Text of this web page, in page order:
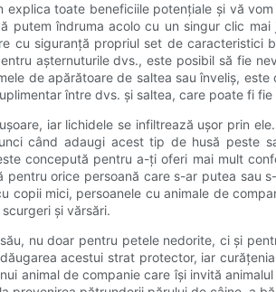
toate beneficiile potențiale și vă
îndruma acolo cu un singur clic
cu siguranță propriul set de
așternuturile dvs., este posibil să fie
de apărătoare de saltea sau înveliș,
între dvs. și saltea, care poate fi
iar lichidele se infiltrează ușor prin
când adaugi acest tip de husă peste
concepută pentru a-ți oferi mai mult
orice persoană care s-ar putea
mici, persoanele cu animale de
și vărsări.
nu doar pentru petele nedorite, ci și
acestui strat protector, iar
animal de companie care își invită